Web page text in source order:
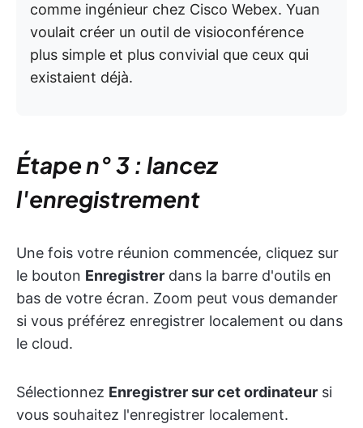
comme ingénieur chez Cisco Webex. Yuan
voulait créer un outil de visioconférence
plus simple et plus convivial que ceux qui
existaient déjà.
Étape n° 3 : lancez
l'enregistrement
Une fois votre réunion commencée, cliquez sur
le bouton Enregistrer dans la barre d'outils en
bas de votre écran. Zoom peut vous demander
si vous préférez enregistrer localement ou dans
le cloud.
Sélectionnez Enregistrer sur cet ordinateur si
vous souhaitez l'enregistrer localement.